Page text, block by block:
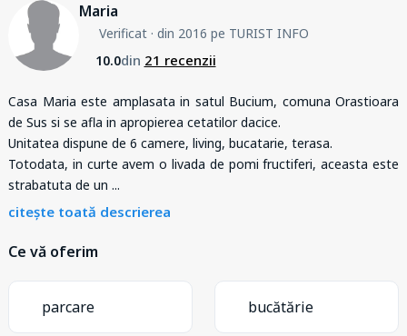
Maria
Verificat· din 2016 pe TURIST INFO
10.0din 21 recenzii
Casa Maria este amplasata in satul Bucium, comuna Orastioara
de Sus si se afla in apropierea cetatilor dacice.
Unitatea dispune de 6 camere, living, bucatarie, terasa.
Totodata, in curte avem o livada de pomi fructiferi, aceasta este
strabatuta de un ...
citește toată descrierea
Ce vă oferim
parcare bucătărie